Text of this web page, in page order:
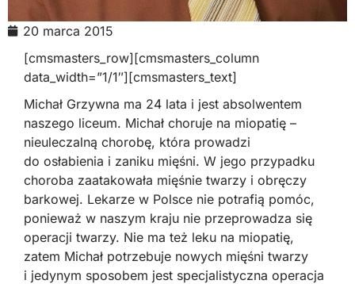
20 marca 2015
[cmsmasters_row][cmsmasters_column
data_width=”1/1″][cmsmasters_text]
Michał Grzywna ma 24 lata i jest absolwentem
naszego liceum. Michał choruje na miopatię –
nieuleczalną chorobę, która prowadzi
do osłabienia i zaniku mięśni. W jego przypadku
choroba zaatakowała mięśnie twarzy i obręczy
barkowej. Lekarze w Polsce nie potrafią pomóc,
ponieważ w naszym kraju nie przeprowadza się
operacji twarzy. Nie ma też leku na miopatię,
zatem Michał potrzebuje nowych mięśni twarzy
i jedynym sposobem jest specjalistyczna operacja